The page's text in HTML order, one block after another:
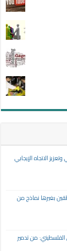
الاتجاه الإيجابي
بغيرها نماذج من
الفلسطيني: من تدمير